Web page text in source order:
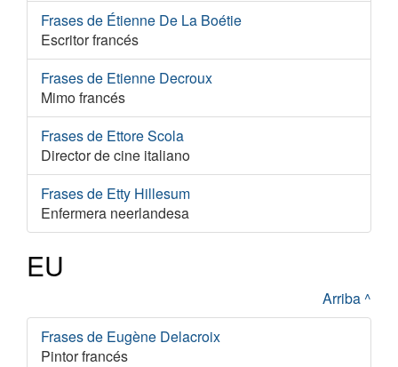
Frases de Étienne De La Boétie
Escritor francés
Frases de Etienne Decroux
Mimo francés
Frases de Ettore Scola
Director de cine italiano
Frases de Etty Hillesum
Enfermera neerlandesa
EU
Arriba ^
Frases de Eugène Delacroix
Pintor francés